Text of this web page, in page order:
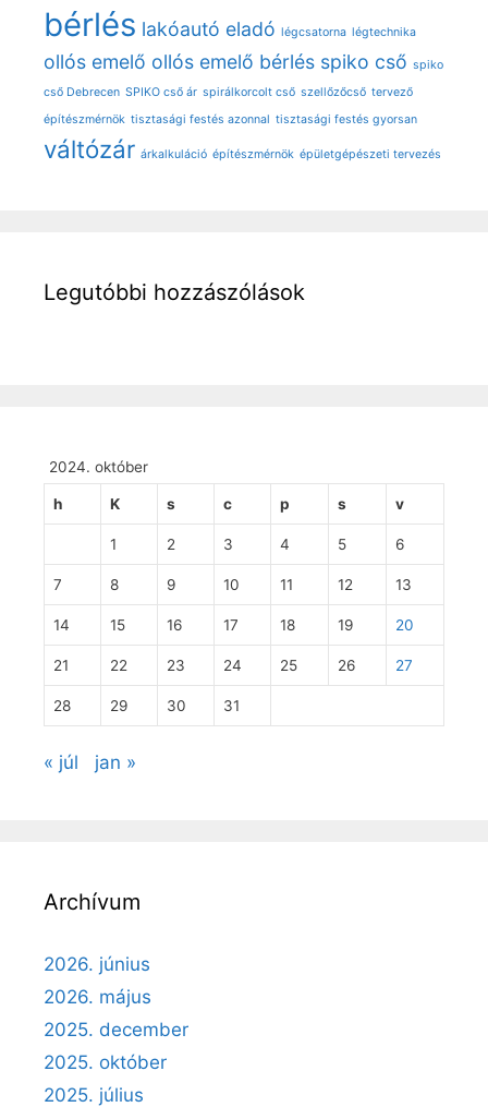
bérlés lakóautó eladó légcsatorna légtechnika
ollós emelő ollós emelő bérlés spiko cső spiko
cső Debrecen SPIKO cső ár spirálkorcolt cső szellőzőcső tervező
építészmérnök tisztasági festés azonnal tisztasági festés gyorsan
váltózár árkalkuláció építészmérnök épületgépészeti tervezés
Legutóbbi hozzászólások
2024. október
h K s c p s v
1 2 3 4 5 6
7 8 9 10 11 12 13
14 15 16 17 18 19 20
21 22 23 24 25 26 27
28 29 30 31
« júl jan »
Archívum
2026. június
2026. május
2025. december
2025. október
2025. július